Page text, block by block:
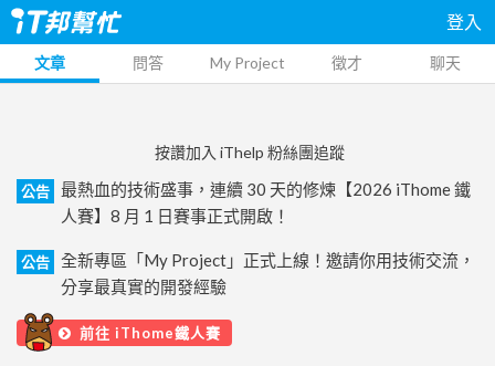
登入
文章 問答 My Project 徵才 聊天
按讚加入 iThelp 粉絲團追蹤
公告
最熱血的技術盛事，連續 30 天的修煉【2026 iThome 鐵
人賽】8 月 1 日賽事正式開啟！
公告
全新專區「My Project」正式上線！邀請你用技術交流，
分享最真實的開發經驗
前往 iThome鐵人賽